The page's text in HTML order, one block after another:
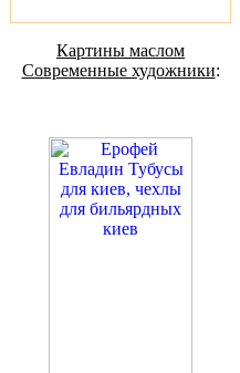
Картины маслом
Современные художники: